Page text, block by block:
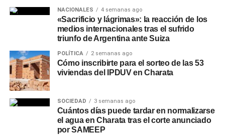
NACIONALES 4 semanas ago
«Sacrificio y lágrimas»: la reacción de los
medios internacionales tras el sufrido
triunfo de Argentina ante Suiza
POLÍTICA 2 semanas ago
Cómo inscribirte para el sorteo de las 53
viviendas del IPDUV en Charata
SOCIEDAD 3 semanas ago
Cuántos días puede tardar en normalizarse
el agua en Charata tras el corte anunciado
por SAMEEP